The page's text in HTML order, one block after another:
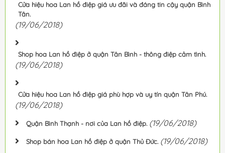
Cửa hiệu hoa Lan hồ điệp giá ưu đãi và đáng tin cậy quận Bình
Tân.
(19/06/2018)
Shop hoa Lan hồ điệp ở quận Tân Bình - thông điệp cảm tình.
(19/06/2018)
Cửa hiệu hoa Lan hồ điệp giá phù hợp và uy tín quận Tân Phú.
(19/06/2018)
Quận Bình Thạnh - nơi của Lan hồ điệp. (19/06/2018)
Shop bán hoa Lan hồ điệp ở quận Thủ Đức. (19/06/2018)